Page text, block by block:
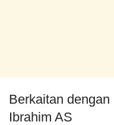
Berkaitan
Ibrahim AS